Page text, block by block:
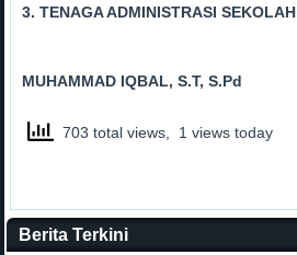
3. TENAGA ADMINISTRASI SEKOLAH
MUHAMMAD IQBAL, S.T, S.Pd
703 total views, 1 views today
Berita Terkini